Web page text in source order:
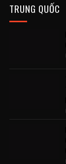
TRUNG QUỐC